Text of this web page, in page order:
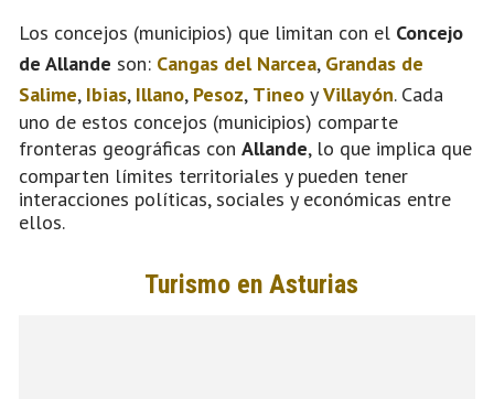
Los concejos (municipios) que limitan con el Concejo
de Allande son: Cangas del Narcea, Grandas de
Salime, Ibias, Illano, Pesoz, Tineo yVillayón. Cada
uno de estos concejos (municipios) comparte
fronteras geográficas con Allande, lo que implica que
comparten límites territoriales y pueden tener
interacciones políticas, sociales y económicas entre
ellos.